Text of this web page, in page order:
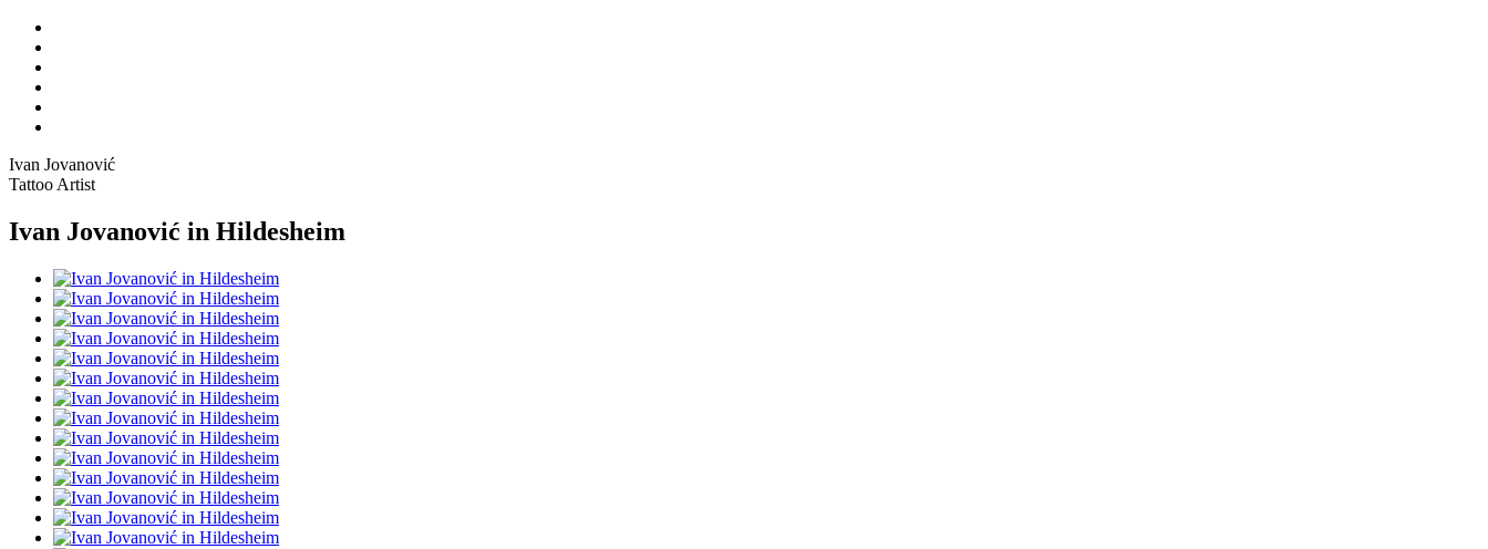
Ivan Jovanović
Tattoo Artist
Ivan Jovanović in Hildesheim